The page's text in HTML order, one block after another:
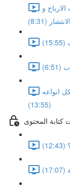
و
(8:31)
انواعه
(13:55)
كتابة المحتوى